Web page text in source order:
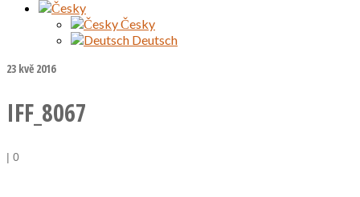
Česky
Deutsch
23 kvě 2016
IFF_8067
| 0